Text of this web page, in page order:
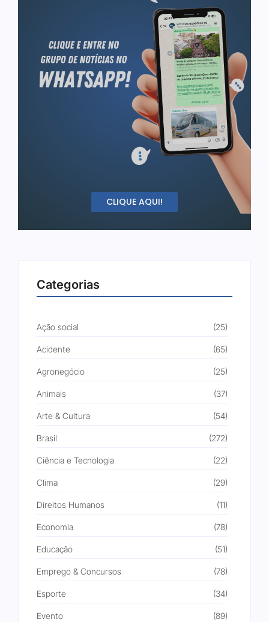
CLIQUE AQUI!
Categorias
Ação social (25)
Acidente (65)
Agronegócio (25)
Animais (37)
Arte & Cultura (54)
Brasil (272)
Ciência e Tecnologia (22)
Clima (29)
Direitos Humanos (11)
Economia (78)
Educação (51)
Emprego & Concursos (78)
Esporte (34)
Evento (89)